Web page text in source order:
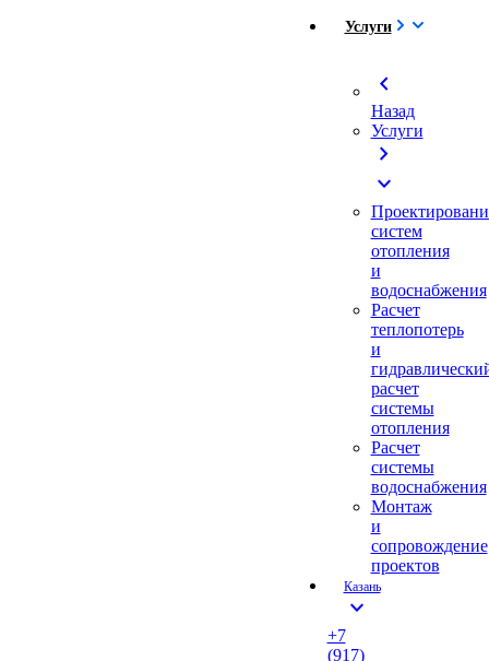
Услуги
chevron_left
Назад
Услуги
chevron_right
expand_more
систем
отопления
и
водоснабжения
Расчет
теплопотерь
и
расчет
системы
отопления
Расчет
системы
водоснабжения
Монтаж
и
сопровождение
проектов
Казань
expand_more
+7
(917)